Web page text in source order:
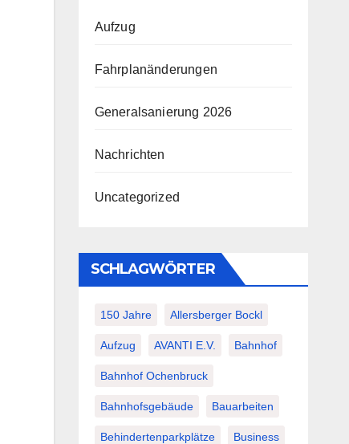
Aufzug
Fahrplanänderungen
Generalsanierung 2026
Nachrichten
Uncategorized
SCHLAGWÖRTER
150 Jahre Allersberger Bockl
Aufzug AVANTI E.V. Bahnhof
Bahnhof Ochenbruck
Bahnhofsgebäude Bauarbeiten
Behindertenparkplätze Business